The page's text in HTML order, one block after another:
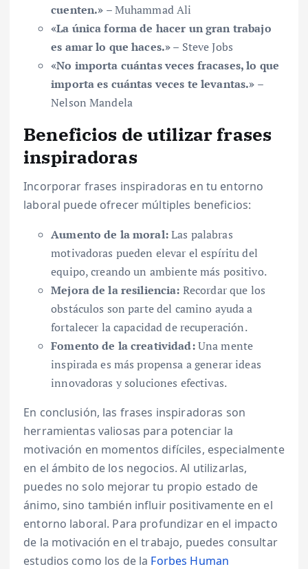
cuenten.» – Muhammad Ali
«La única forma de hacer un gran trabajo
es amar lo que haces.»– Steve Jobs
«No importa cuántas veces fracases, lo que
importa es cuántas veces te levantas.» –
Nelson Mandela
Beneficios de utilizar frases
inspiradoras
Incorporar frases inspiradoras en tu entorno
laboral puede ofrecer múltiples beneficios:
Aumento de la moral:Las palabras
motivadoras pueden elevar el espíritu del
equipo, creando un ambiente más positivo.
Mejora de la resiliencia: Recordar que los
obstáculos son parte del camino ayuda a
fortalecer la capacidad de recuperación.
Fomento de la creatividad:Una mente
inspirada es más propensa a generar ideas
innovadoras y soluciones efectivas.
En conclusión, las frases inspiradoras son
herramientas valiosas para potenciar la
motivación en momentos difíciles, especialmente
en el ámbito de los negocios. Al utilizarlas,
puedes no solo mejorar tu propio estado de
ánimo, sino también influir positivamente en el
entorno laboral. Para profundizar en el impacto
de la motivación en el trabajo, puedes consultar
estudios como los de la Forbes Human